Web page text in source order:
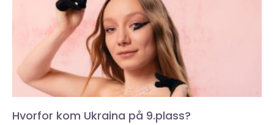
Hvorfor kom Ukraina på 9.plass?